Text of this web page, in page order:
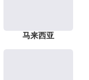
马来西亚